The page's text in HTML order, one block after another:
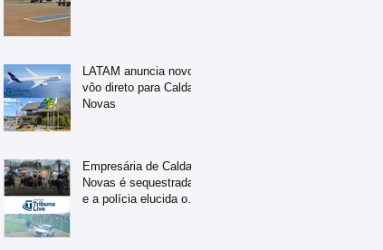
LATAM anuncia novo
vôo direto para Caldas
Novas
Empresária de Caldas
Novas é sequestrada
e a polícia elucida o